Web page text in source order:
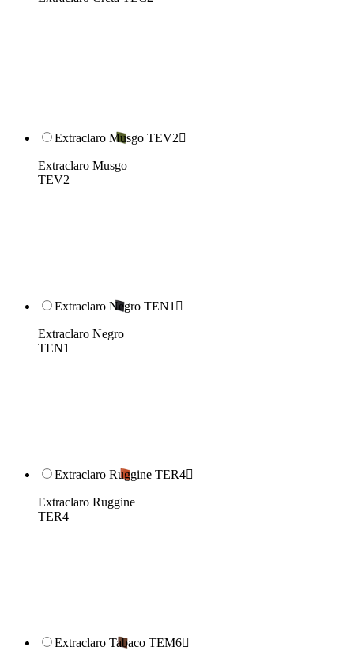
Extraclaro Musgo TEV2
Extraclaro Musgo
TEV2
Extraclaro Negro TEN1 
Extraclaro Negro
TEN1
Extraclaro Ruggine TER4
Extraclaro Ruggine
TER4
Extraclaro Tabaco TEM6